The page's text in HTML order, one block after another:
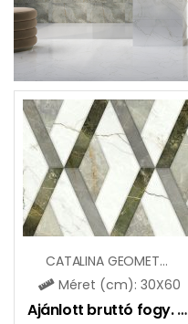
CATALINA GEOMETRIC
Méret (cm): 30X60
Ajánlott bruttó fogy. ár: